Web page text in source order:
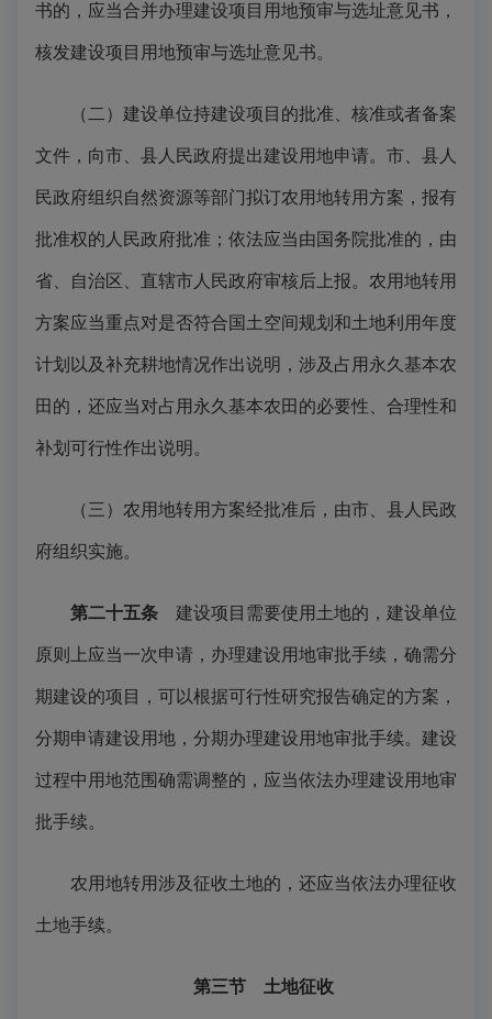
书的，应当合并办理建设项目用地预审与选址意见书，
核发建设项目用地预审与选址意见书。
（二）建设单位持建设项目的批准、核准或者备案
文件，向市、县人民政府提出建设用地申请。市、县人
民政府组织自然资源等部门拟订农用地转用方案，报有
批准权的人民政府批准；依法应当由国务院批准的，由
省、自治区、直辖市人民政府审核后上报。农用地转用
方案应当重点对是否符合国土空间规划和土地利用年度
计划以及补充耕地情况作出说明，涉及占用永久基本农
田的，还应当对占用永久基本农田的必要性、合理性和
补划可行性作出说明。
（三）农用地转用方案经批准后，由市、县人民政
府组织实施。
第二十五条 建设项目需要使用土地的，建设单位
原则上应当一次申请，办理建设用地审批手续，确需分
期建设的项目，可以根据可行性研究报告确定的方案，
分期申请建设用地，分期办理建设用地审批手续。建设
过程中用地范围确需调整的，应当依法办理建设用地审
批手续。
农用地转用涉及征收土地的，还应当依法办理征收
土地手续。
第三节 土地征收